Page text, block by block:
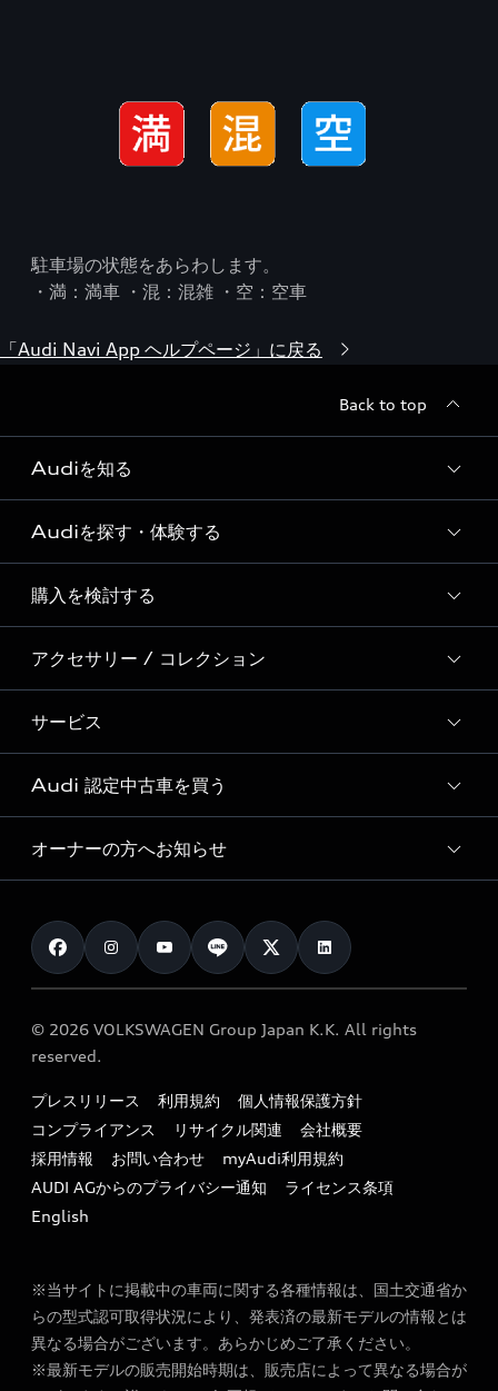
駐車場の状態をあらわします。
・満：満車 ・混：混雑 ・空：空車
「Audi Navi App ヘルプページ」に戻る
Back to top
Audiを知る
Audi ブランド
Story of Progress
Audi Sport
Formula 1®
デジタルサービス
Audiを探す・体験する
ディーラー検索
新車在庫検索
試乗車・展示車検索
見積り依頼
試乗予約
購入を検討する
モデル一覧
特別仕様モデル / 限定モデル
e-tronラインアップ
価格シミュレーション
車両比較
カタログ一覧
アクセサリー / コレクション
純正アクセサリー
オンラインショップ
Audi collection
アウディナビアプリ
サービス
サービス入庫予約
サービスプログラム
メンテナンス
車検 / 定期点検
e-tronアフターサポート
myAudi
Audi 認定中古車を買う
Audi認定中古車
クオリティ
保証
メンテナンス
ファイナンス
キャンペーン / イベント
買取査定
オーナーの方へお知らせ
お知らせ
オーナー様向けキャンペーン
特定整備適用車一覧
リサイクル法
よくある質問（FAQ）
© 2026 VOLKSWAGEN Group Japan K.K. All rights
reserved.
プレスリリース 利用規約
個人情報保護方針
コンプライアンス
リサイクル関連
会社概要
採用情報
お問い合わせ
myAudi利用規約
AUDI AGからのプライバシー通知
ライセンス条項
English
※当サイトに掲載中の車両に関する各種情報は、国土交通省か
らの型式認可取得状況により、発表済の最新モデルの情報とは
異なる場合がございます。あらかじめご了承ください。
※最新モデルの販売開始時期は、販売店によって異なる場合が